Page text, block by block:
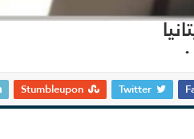
.
Twitter
Stumbleupon